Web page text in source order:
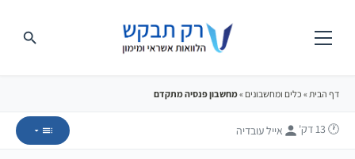
דף הבית» כלים ומחשבונים »מחשבון פנסיה מתקדם
🕐 13 דק' אייל עובדיה